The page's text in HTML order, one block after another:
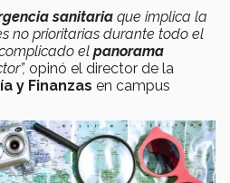
sanitaria que implica la
no prioritarias durante todo el
el panorama
opinó el director de la
y Finanzas en campus